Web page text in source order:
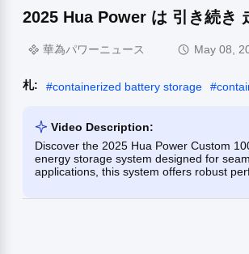
2025 Hua Power は 引き続き
華為パワーニュース May 08,
札: #containerized battery storage #
Video Description:
Discover the 2025 Hua Power Custom
energy storage system designed for
applications, this system offers robust